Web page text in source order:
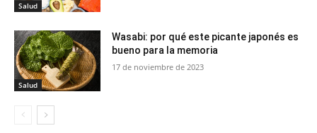
Salud
Salud
Wasabi: por qué este picante japonés es
bueno para la memoria
17 de noviembre de 2023